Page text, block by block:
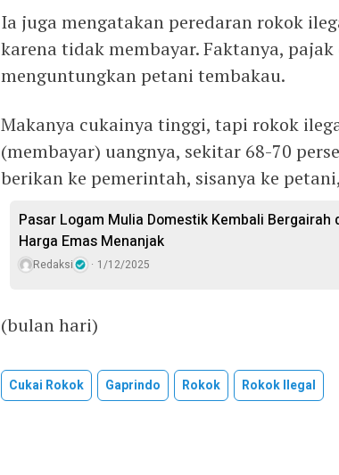
Ia juga mengatakan peredaran rokok
karena tidak membayar. Faktanya,
menguntungkan petani tembakau.
Makanya cukainya tinggi, tapi rokok
(membayar) uangnya, sekitar 68-70
berikan ke pemerintah, sisanya ke
Pasar Logam Mulia Domestik Kembali Bergairah
Harga Emas Menanjak
Redaksi 1/12/2025
(bulan hari)
Cukai Rokok Gaprindo Rokok Rokok Ilegal